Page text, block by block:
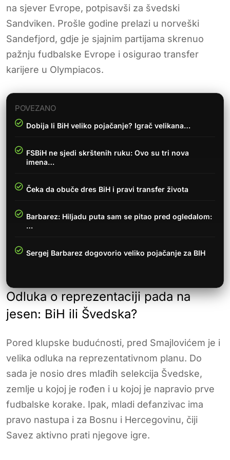
na sjever Evrope, potpisavši za švedski
Sandviken. Prošle godine prelazi u norveški
Sandefjord, gdje je sjajnim partijama skrenuo
pažnju fudbalske Evrope i osigurao transfer
karijere u Olympiacos.
POVEZANO
Dobija li BiH veliko pojačanje? Igrač velikana…
FSBiH ne sjedi skrštenih ruku: Ovo su tri nova
imena…
Čeka da obuče dres BiH i pravi transfer života
Barbarez: Hiljadu puta sam se pitao pred ogledalom:
…
Sergej Barbarez dogovorio veliko pojačanje za BIH
Odluka o reprezentaciji pada na
jesen: BiH ili Švedska?
Pored klupske budućnosti, pred Smajlovićem je i
velika odluka na reprezentativnom planu. Do
sada je nosio dres mlađih selekcija Švedske,
zemlje u kojoj je rođen i u kojoj je napravio prve
fudbalske korake. Ipak, mladi defanzivac ima
pravo nastupa i za Bosnu i Hercegovinu, čiji
Savez aktivno prati njegove igre.